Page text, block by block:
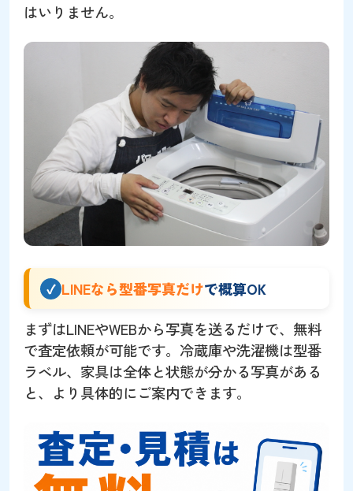
はいりません。
LINEなら型番写真だけで概算OK
まずはLINEやWEBから写真を送るだけで、無料
で査定依頼が可能です。冷蔵庫や洗濯機は型番
ラベル、家具は全体と状態が分かる写真がある
と、より具体的にご案内できます。